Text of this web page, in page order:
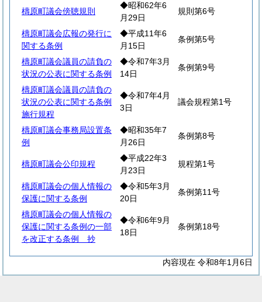
檮原町議会傍聴規則
◆昭和62年6
月29日
規則第6号
檮原町議会広報の発行に
関する条例
◆平成11年6
月15日
条例第5号
檮原町議会議員の請負の
状況の公表に関する条例
◆令和7年3月
14日
条例第9号
檮原町議会議員の請負の
状況の公表に関する条例
施行規程
◆令和7年4月
3日
議会規程第1号
檮原町議会事務局設置条
例
◆昭和35年7
月26日
条例第8号
檮原町議会公印規程
◆平成22年3
月23日
規程第1号
檮原町議会の個人情報の
保護に関する条例
◆令和5年3月
20日
条例第11号
檮原町議会の個人情報の
保護に関する条例の一部
を改正する条例 抄
◆令和6年9月
18日
条例第18号
内容現在 令和8年1月6日